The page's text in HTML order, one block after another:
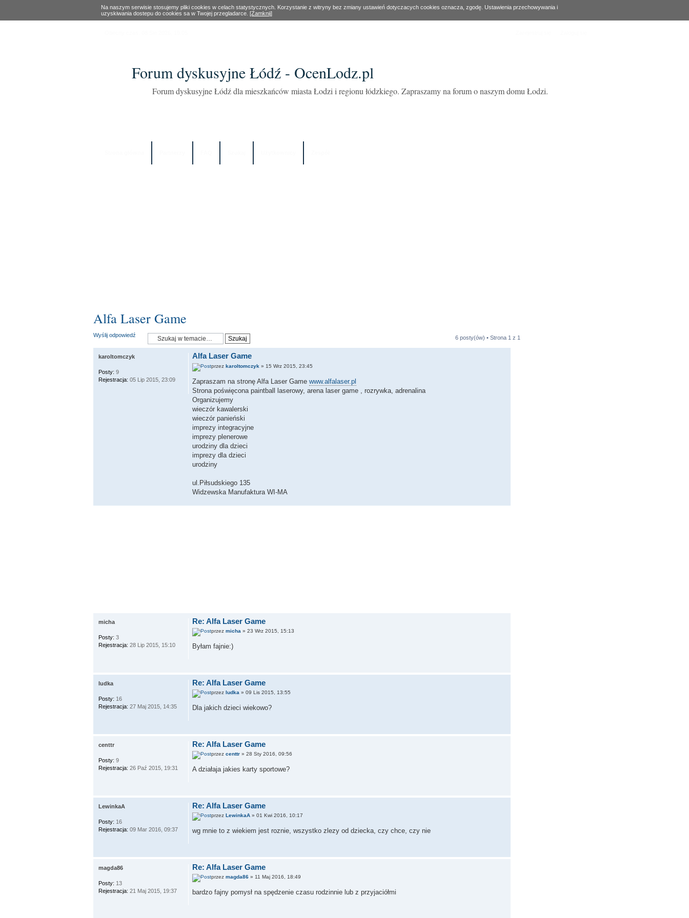
Na naszym serwisie stosujemy pliki cookies w celach statystycznych. Korzystanie z witryny bez zmiany ustawień dotyczacych cookies oznacza, zgodę. Ustawienia przechowywania i
uzyskiwania dostepu do cookies sa w Twojej przegladarce. [Zamknij]
Forum dyskusyjne Łódź - OcenLodz.pl
Forum dyskusyjne Łódź dla mieszkańców miasta Łodzi i regionu łódzkiego. Zapraszamy na forum o naszym domu Łodzi.
Alfa Laser Game
Wyślij odpowiedź 6 posty(ów) • Strona 1 z 1
Alfa Laser Game
przez karoltomczyk » 15 Wrz 2015, 23:45
Zapraszam na stronę Alfa Laser Game www.alfalaser.pl
Strona poświęcona paintball laserowy, arena laser game , rozrywka, adrenalina
Organizujemy
wieczór kawalerski
wieczór panieński
imprezy integracyjne
imprezy plenerowe
urodziny dla dzieci
imprezy dla dzieci
urodziny
ul.Piłsudskiego 135
Widzewska Manufaktura WI-MA
karoltomczyk
Posty: 9
Rejestracja: 05 Lip 2015, 23:09
Re: Alfa Laser Game
przez micha » 23 Wrz 2015, 15:13
Byłam fajnie:)
micha
Posty: 3
Rejestracja: 28 Lip 2015, 15:10
Re: Alfa Laser Game
przez ludka » 09 Lis 2015, 13:55
Dla jakich dzieci wiekowo?
ludka
Posty: 16
Rejestracja: 27 Maj 2015, 14:35
Re: Alfa Laser Game
przez centtr» 28 Sty 2016, 09:56
A działaja jakies karty sportowe?
centtr
Posty: 9
Rejestracja: 26 Paź 2015, 19:31
Re: Alfa Laser Game
przez LewinkaA» 01 Kwi 2016, 10:17
wg mnie to z wiekiem jest roznie, wszystko zlezy od dziecka, czy chce, czy nie
LewinkaA
Posty: 16
Rejestracja: 09 Mar 2016, 09:37
Re: Alfa Laser Game
przez magda86» 11 Maj 2016, 18:49
bardzo fajny pomysł na spędzenie czasu rodzinnie lub z przyjaciółmi
magda86
Posty: 13
Rejestracja: 21 Maj 2015, 19:37